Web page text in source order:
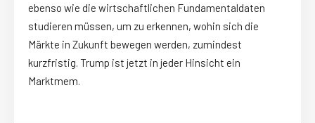
ebenso wie die wirtschaftlichen Fundamentaldaten
studieren müssen, um zu erkennen, wohin sich die
Märkte in Zukunft bewegen werden, zumindest
kurzfristig. Trump ist jetzt in jeder Hinsicht ein
Marktmem.